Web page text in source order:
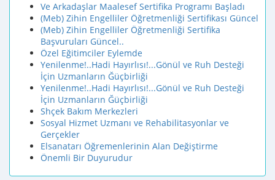
Ve Arkadaşlar Maalesef Sertifika Programı Başladı
(Meb) Zihin Engelliler Öğretmenliği Sertifikası Güncel
(Meb) Zihin Engelliler Öğretmenliği Sertifika
Başvuruları Güncel..
Özel Eğitimciler Eylemde
Yenilenme!..Hadi Hayırlısı!...Gönül ve Ruh Desteği
İçin Uzmanların Ğüçbirliği
Yenilenme!..Hadi Hayırlısı!...Gönül ve Ruh Desteği
İçin Uzmanların Ğüçbirliği
Shçek Bakım Merkezleri
Sosyal Hizmet Uzmanı ve Rehabilitasyonlar ve
Gerçekler
Elsanatarı Öğremenlerinin Alan Değiştirme
Önemli Bir Duyurudur